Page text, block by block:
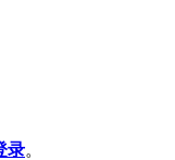
录。